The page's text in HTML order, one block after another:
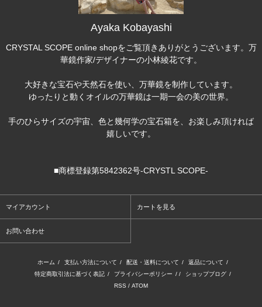
Ayaka Kobayashi
CRYSTAL SCOPE online shopをご覧頂きありがとうございます。万
華鏡作家/デザイナーの小林綾花です。
大好きな宝石や天然石を使い、万華鏡を制作しています。
ゆったりと動くオイルの万華鏡は一期一会の美の世界。
手のひらサイズの宇宙、色と幾何学の宝石箱を、お楽しみ頂ければ
嬉しいです。
■商標登録第5842362号-CRYSTL SCOPE-
マイアカウント カートを見る
お問い合わせ
ホーム / 支払い方法について / 配送・送料について / 返品について /
特定商取引法に基づく表記 / プライバシーポリシー / / ショップブログ /
RSS / ATOM